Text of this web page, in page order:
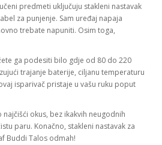
predmeti uključuju stakleni nastavak
za punjenje. Sam uređaj napaja
trebate napuniti. Osim toga,
ga podesiti bilo gdje od 80 do 220
trajanje baterije, ciljanu temperaturu
isparivač pristaje u vašu ruku poput
okus, bez ikakvih neugodnih
paru. Konačno, stakleni nastavak za
Buddi Talos odmah!